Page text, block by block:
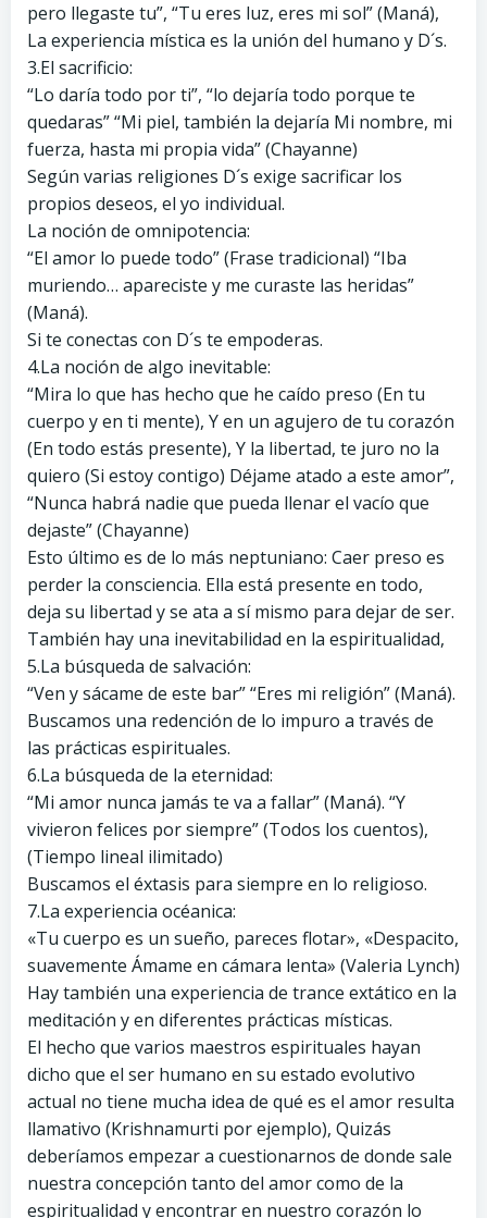
pero llegaste tu”, “Tu eres luz, eres mi sol” (Maná),
La experiencia mística es la unión del humano y D´s.
3.El sacrificio:
“Lo daría todo por ti”, “lo dejaría todo porque te
quedaras” “Mi piel, también la dejaría Mi nombre, mi
fuerza, hasta mi propia vida” (Chayanne)
Según varias religiones D´s exige sacrificar los
propios deseos, el yo individual.
La noción de omnipotencia:
“El amor lo puede todo” (Frase tradicional) “Iba
muriendo… apareciste y me curaste las heridas”
(Maná).
Si te conectas con D´s te empoderas.
4.La noción de algo inevitable:
“Mira lo que has hecho que he caído preso (En tu
cuerpo y en ti mente), Y en un agujero de tu corazón
(En todo estás presente), Y la libertad, te juro no la
quiero (Si estoy contigo) Déjame atado a este amor”,
“Nunca habrá nadie que pueda llenar el vacío que
dejaste” (Chayanne)
Esto último es de lo más neptuniano: Caer preso es
perder la consciencia. Ella está presente en todo,
deja su libertad y se ata a sí mismo para dejar de ser.
También hay una inevitabilidad en la espiritualidad,
5.La búsqueda de salvación:
“Ven y sácame de este bar” “Eres mi religión” (Maná).
Buscamos una redención de lo impuro a través de
las prácticas espirituales.
6.La búsqueda de la eternidad:
“Mi amor nunca jamás te va a fallar” (Maná). “Y
vivieron felices por siempre” (Todos los cuentos),
(Tiempo lineal ilimitado)
Buscamos el éxtasis para siempre en lo religioso.
7.La experiencia océanica:
«Tu cuerpo es un sueño, pareces flotar», «Despacito,
suavemente Ámame en cámara lenta» (Valeria Lynch)
Hay también una experiencia de trance extático en la
meditación y en diferentes prácticas místicas.
El hecho que varios maestros espirituales hayan
dicho que el ser humano en su estado evolutivo
actual no tiene mucha idea de qué es el amor resulta
llamativo (Krishnamurti por ejemplo), Quizás
deberíamos empezar a cuestionarnos de donde sale
nuestra concepción tanto del amor como de la
espiritualidad y encontrar en nuestro corazón lo